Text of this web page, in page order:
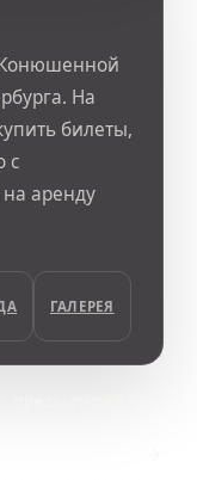
Конюшенной
На
билеты,
с
аренду
ГАЛЕРЕЯ